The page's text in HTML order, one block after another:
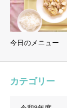
今日のメニュー
カテゴリー